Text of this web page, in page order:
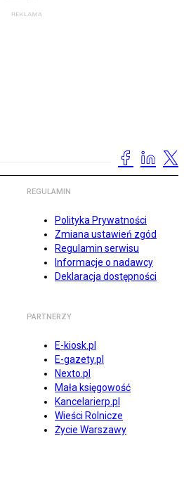
REGULAMIN
Polityka Prywatności
Zmiana ustawień zgód
Regulamin serwisu
Informacje o nadawcy
Deklaracja dostępności
PARTNERZY
E-kiosk.pl
E-gazety.pl
Nexto.pl
Mała księgowość
Kancelarierp.pl
Wieści Rolnicze
Życie Warszawy